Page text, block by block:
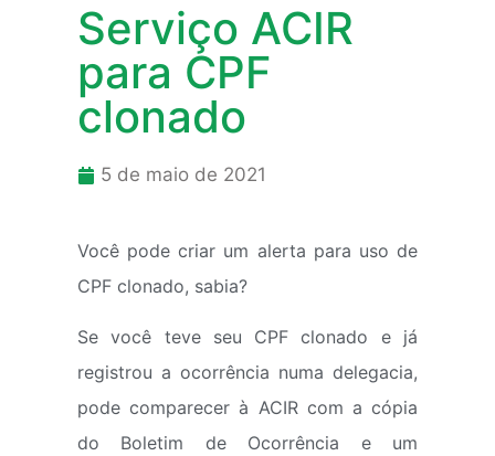
Serviço ACIR
para CPF
clonado
5 de maio de 2021
Você pode criar um alerta para uso de
CPF clonado, sabia?
Se você teve seu CPF clonado e já
registrou a ocorrência numa delegacia,
pode comparecer à ACIR com a cópia
do Boletim de Ocorrência e um